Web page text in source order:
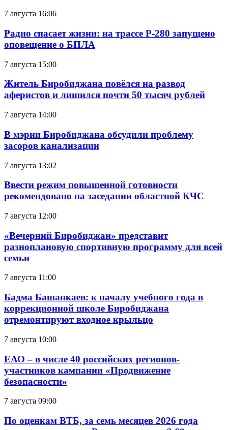
7 августа 16:06
Радио спасает жизни: на трассе Р-280 запущено
оповещение о БПЛА
7 августа 15:00
Житель Биробиджана повёлся на развод
аферистов и лишился почти 50 тысяч рублей
7 августа 14:00
В мэрии Биробиджана обсудили проблему
засоров канализации
7 августа 13:02
Ввести режим повышенной готовности
рекомендовано на заседании областной КЧС
7 августа 12:00
«Вечерний Биробиджан» представит
разноплановую спортивную программу для всей
семьи
7 августа 11:00
Бадма Башанкаев: к началу учебного года в
коррекционной школе Биробиджана
отремонтируют входное крыльцо
7 августа 10:00
ЕАО – в числе 40 российских регионов-
участников кампании «Продвижение
безопасности»
7 августа 09:00
По оценкам ВТБ, за семь месяцев 2026 года